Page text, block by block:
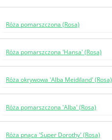
Róża pomarszczona (Rosa)
Róża pomarszczona 'Hansa' (Rosa)
Róża okrywowa 'Alba Meidiland' (Rosa)
Róża pomarszczona 'Alba' (Rosa)
Róża pnąca 'Super Dorothy' (Rosa)